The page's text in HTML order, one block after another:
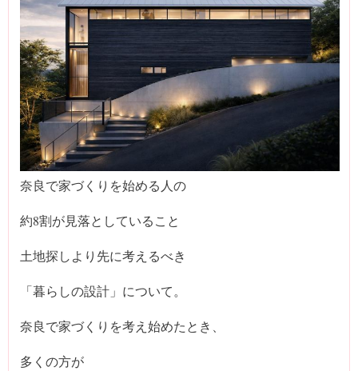
奈良で家づくりを始める人の
約8割が見落としていること
土地探しより先に考えるべき
「暮らしの設計」について。
奈良で家づくりを考え始めたとき、
多くの方が